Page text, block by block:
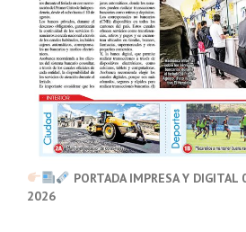
PORTADA IMPRESA Y DIGITAL
2026